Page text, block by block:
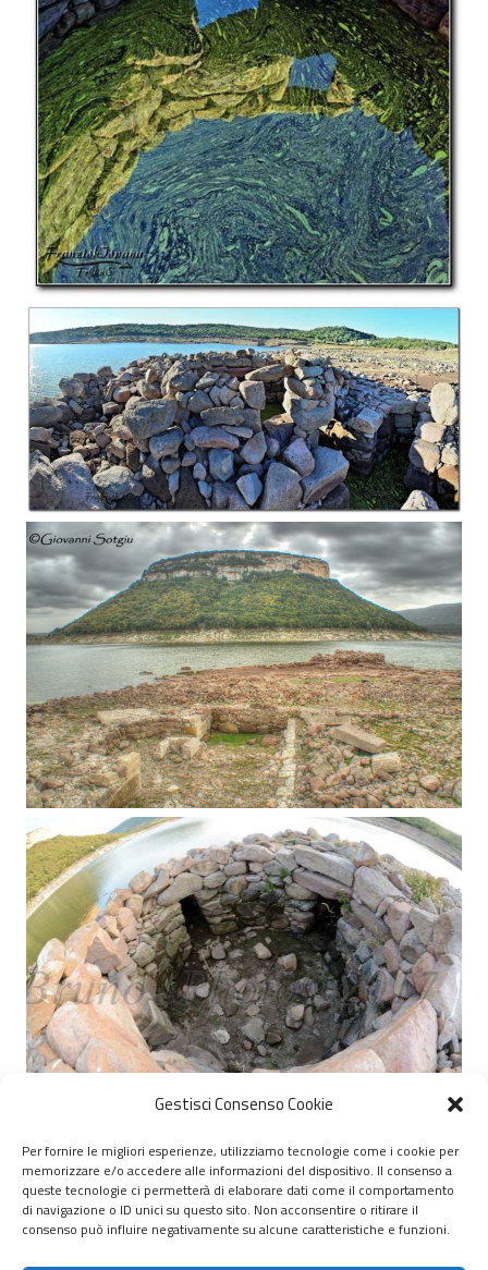
Gestisci Consenso Cookie
Per fornire le migliori esperienze, utilizziamo tecnologie come i cookie per
memorizzare e/o accedere alle informazioni del dispositivo. Il consenso a
queste tecnologie ci permetterà di elaborare dati come il comportamento
di navigazione o ID unici su questo sito. Non acconsentire o ritirare il
consenso può influire negativamente su alcune caratteristiche e funzioni.
© 2020 – 2026 Nurnet – La rete dei Nuraghi – webdesign:
antoniopalumbo.it